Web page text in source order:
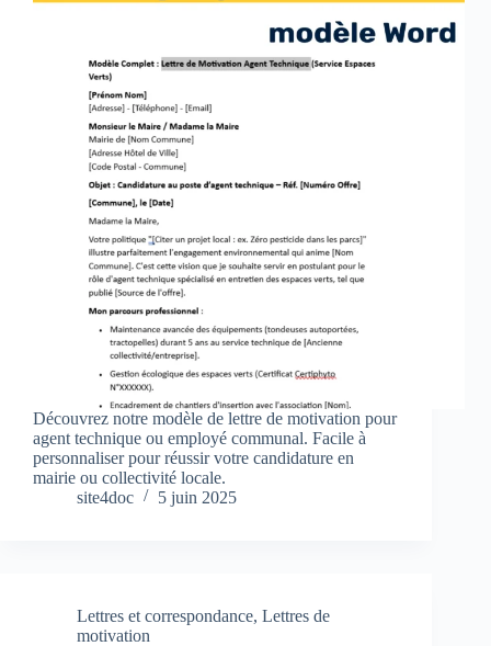
Découvrez notre modèle de lettre de motivation pour
agent technique ou employé communal. Facile à
personnaliser pour réussir votre candidature en
mairie ou collectivité locale.
site4doc
5 juin 2025
Lettres et correspondance, Lettres de
motivation